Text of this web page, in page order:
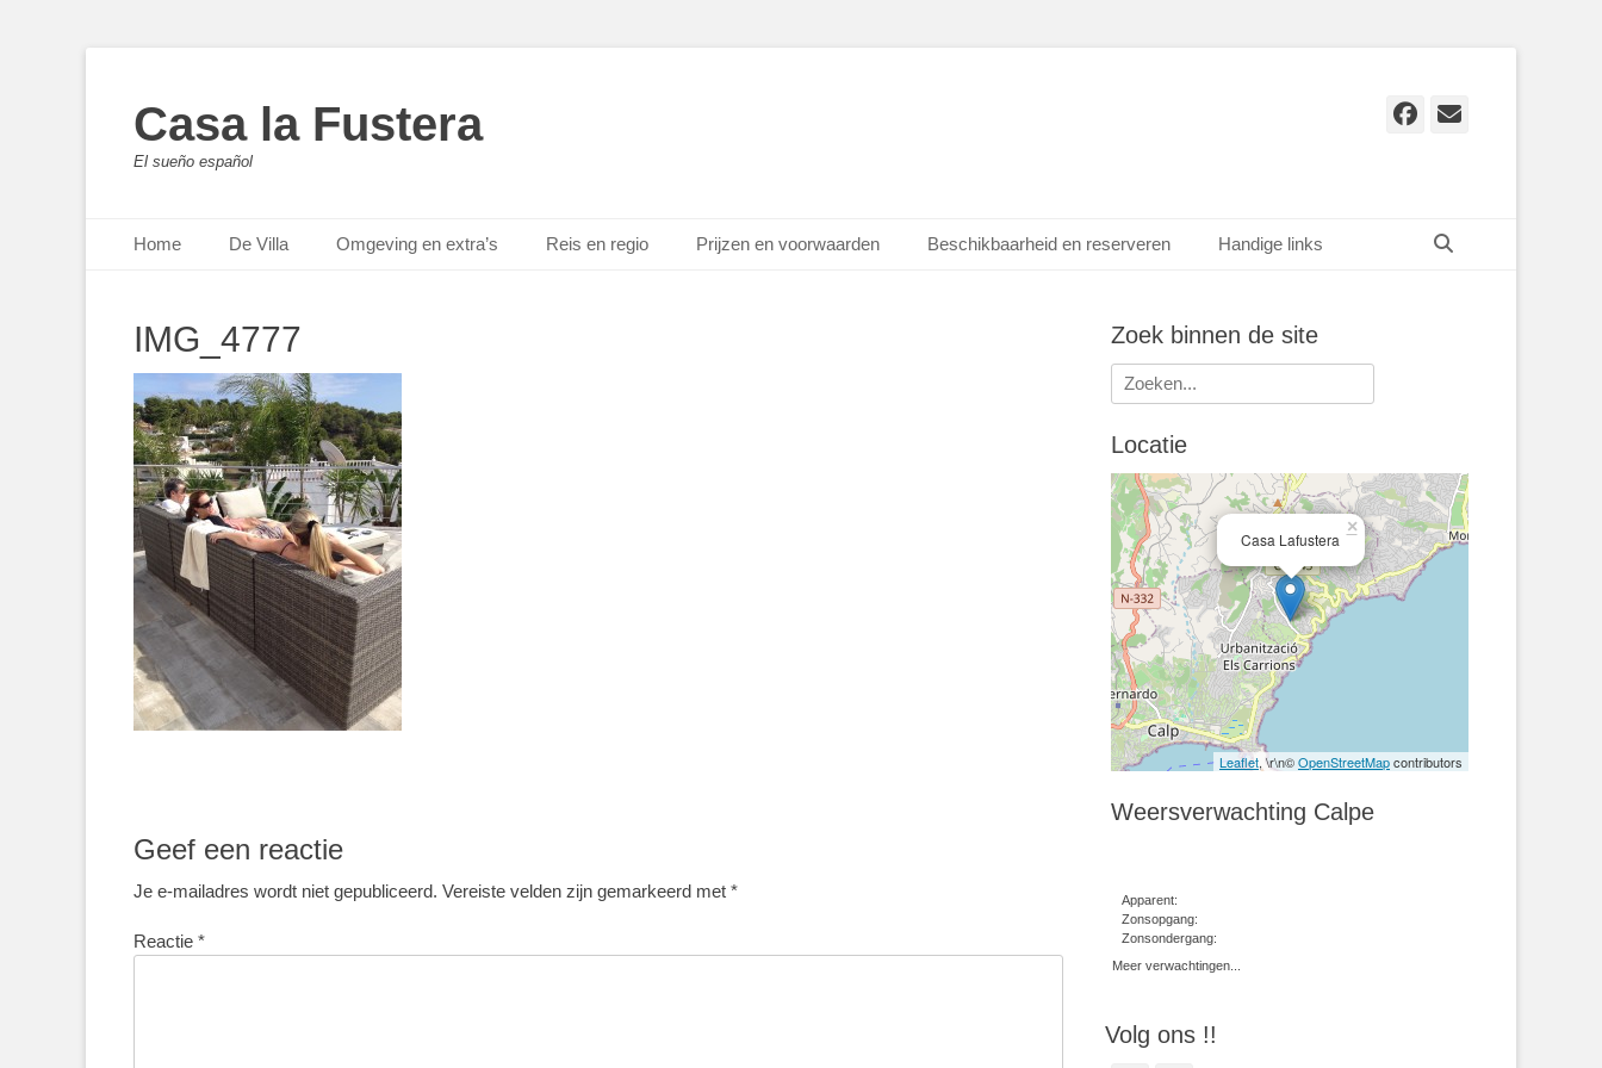
Casa la Fustera
El sueño español
Facebook
E-
Primair menu
naar
Home De Villa Omgeving en extra’s Reis en regio Prijzen en voorwaarden Beschikbaarheid en reserveren Handige links
IMG_4777
Geef een reactie
Je e-mailadres wordt niet gepubliceerd. Vereiste velden zijn gemarkeerd met *
Reactie *
Zoek binnen de site
Zoeken
naar:
Locatie
Casa Lafustera
×
Leaflet, \r\n©OpenStreetMapcontributors
Weersverwachting Calpe
Apparent:
Zonsopgang:
Zonsondergang:
Meer verwachtingen...
Volg ons !!